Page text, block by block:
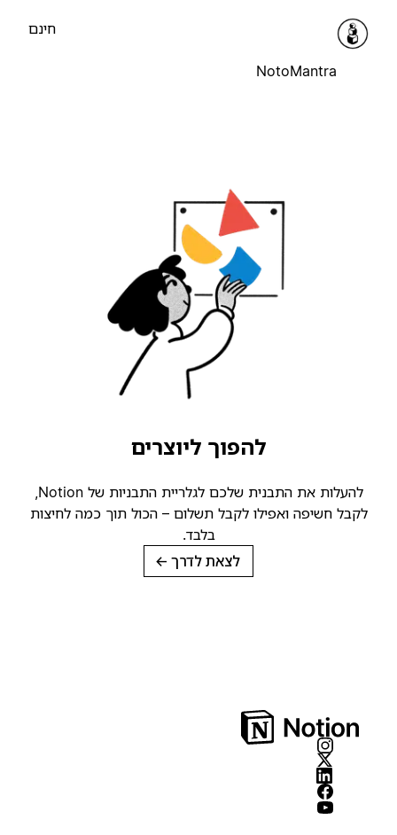
NotoMantra
להפוך ליוצרים
להעלות את התבנית שלכם לגלריית התבניות של Notion,
לקבל חשיפה ואפילו לקבל תשלום – הכול תוך כמה לחיצות
בלבד.
לצאת לדרך→